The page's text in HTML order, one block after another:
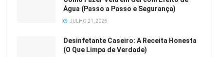
Água (Passo a Passo e Segurança)
JULHO 21, 2026
Desinfetante Caseiro: A Receita Honesta
(O Que Limpa de Verdade)